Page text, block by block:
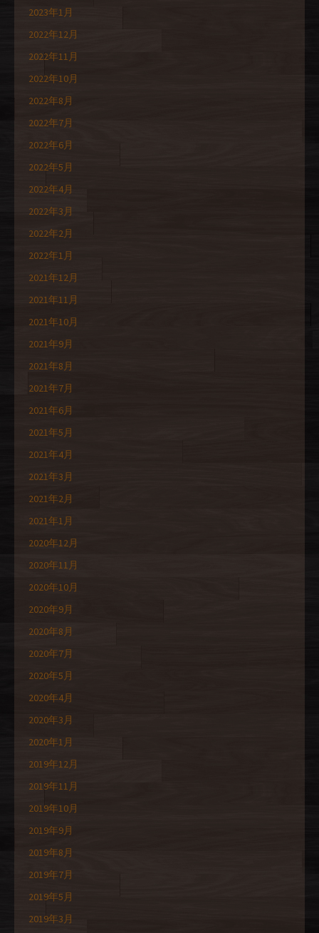
2023年1月
2022年12月
2022年11月
2022年10月
2022年8月
2022年7月
2022年6月
2022年5月
2022年4月
2022年3月
2022年2月
2022年1月
2021年12月
2021年11月
2021年10月
2021年9月
2021年8月
2021年7月
2021年6月
2021年5月
2021年4月
2021年3月
2021年2月
2021年1月
2020年12月
2020年11月
2020年10月
2020年9月
2020年8月
2020年7月
2020年5月
2020年4月
2020年3月
2020年1月
2019年12月
2019年11月
2019年10月
2019年9月
2019年8月
2019年7月
2019年5月
2019年3月